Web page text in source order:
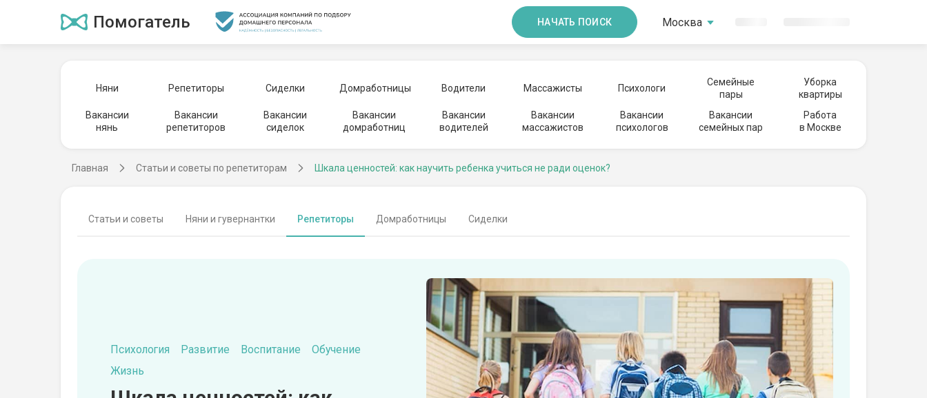
Помогатель НАЧАТЬ ПОИСК Москва
Няни Репетиторы Сиделки Домработницы Водители Массажисты Психологи
Семейные
пары
Уборка
квартиры
Вакансии
нянь
Вакансии
репетиторов
Вакансии
сиделок
Вакансии
домработниц
Вакансии
водителей
Вакансии
массажистов
Вакансии
психологов
Вакансии
семейных пар
Работа
в Москве
Главная Статьи и советы по репетиторам Шкала ценностей: как научить ребенка учиться не ради оценок?
Статьи и советы Няни и гувернантки Репетиторы Домработницы Сиделки
Психология Развитие Воспитание
Обучение
Жизнь